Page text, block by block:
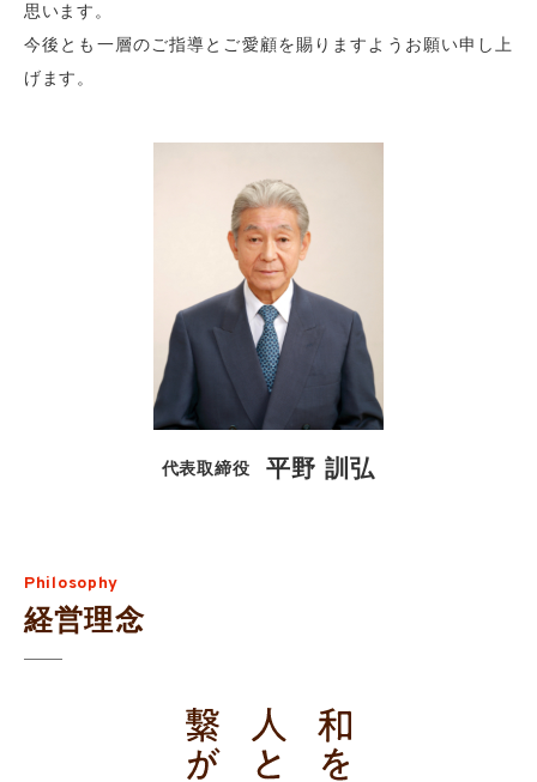
思います。
今後とも一層のご指導とご愛顧を賜りますようお願い申し上
げます。
代表取締役 平野 訓弘
Philosophy
経営理念